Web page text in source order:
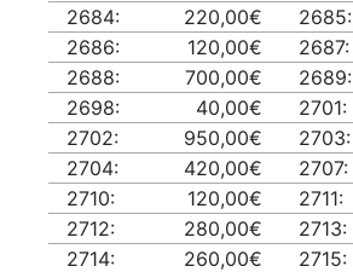
2684:
220,00€ 2685:
2686:
120,00€ 2687:
2688:
700,00€ 2689:
2698:
40,00€ 2701:
2702:
950,00€ 2703:
2704:
420,00€ 2707:
2710:
120,00€ 2711:
2712:
280,00€ 2713:
2714:
260,00€ 2715: